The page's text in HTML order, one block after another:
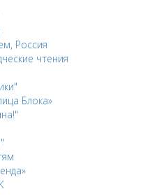
Россия
чтения
Блока»